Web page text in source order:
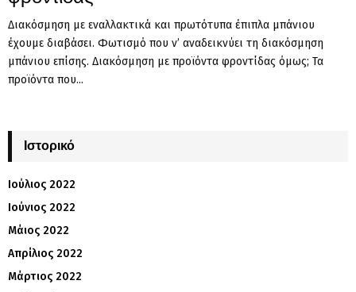
Διακόσμηση με εναλλακτικά και πρωτότυπα έπιπλα μπάνιου
έχουμε διαβάσει. Φωτισμό που ν’ αναδεικνύει τη διακόσμηση
μπάνιου επίσης. Διακόσμηση με προϊόντα φροντίδας όμως; Τα
προϊόντα που...
Ιστορικό
Ιούλιος 2022
Ιούνιος 2022
Μάιος 2022
Απρίλιος 2022
Μάρτιος 2022